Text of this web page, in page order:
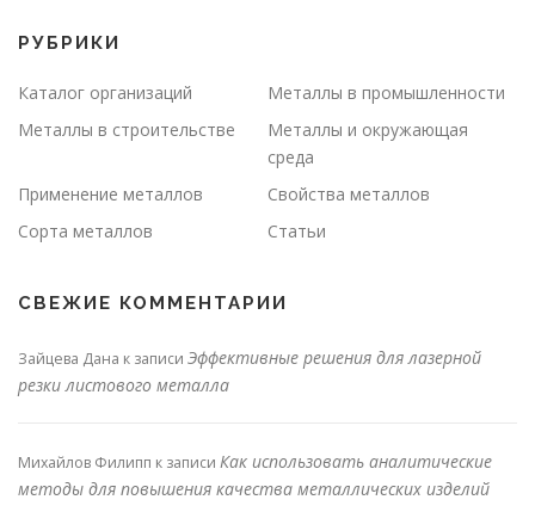
РУБРИКИ
Каталог организаций
Металлы в промышленности
Металлы в строительстве
Металлы и окружающая
среда
Применение металлов
Свойства металлов
Сорта металлов
Статьи
СВЕЖИЕ КОММЕНТАРИИ
Зайцева Дана к записи Эффективные решения для лазерной
резки листового металла
Михайлов Филипп к записи Как использовать аналитические
методы для повышения качества металлических изделий